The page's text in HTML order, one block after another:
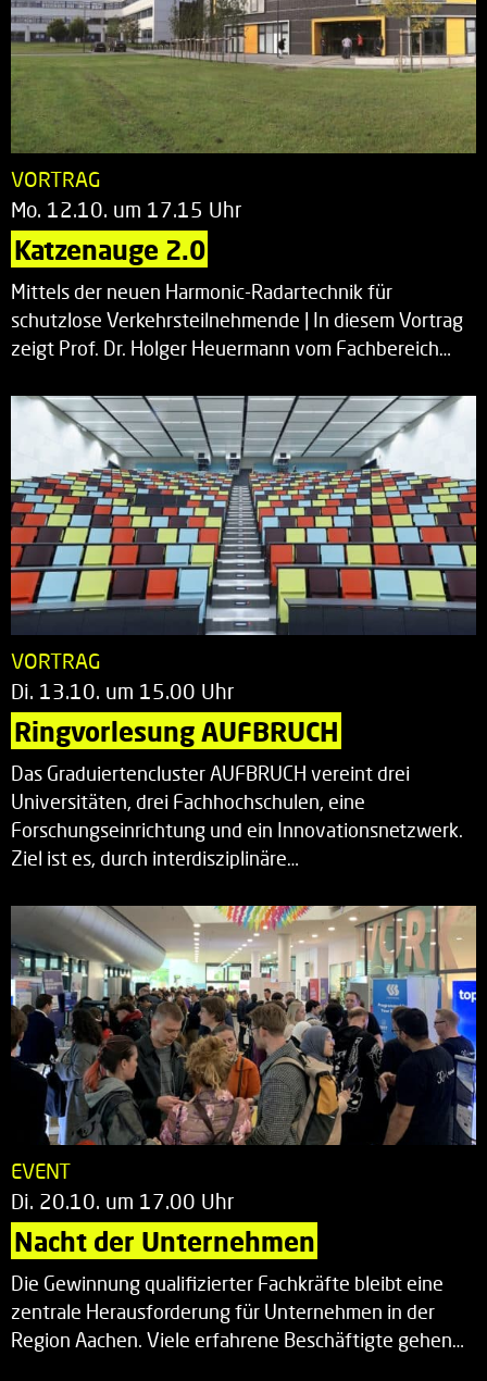
VORTRAG
Mo. 12.10. um 17.15 Uhr
Katzenauge 2.0
Mittels der neuen Harmonic-Radartechnik für
schutzlose Verkehrsteilnehmende | In diesem Vortrag
zeigt Prof. Dr. Holger Heuermann vom Fachbereich…
VORTRAG
Di. 13.10. um 15.00 Uhr
Ringvorlesung AUFBRUCH
Das Graduiertencluster AUFBRUCH vereint drei
Universitäten, drei Fachhochschulen, eine
Forschungseinrichtung und ein Innovationsnetzwerk.
Ziel ist es, durch interdisziplinäre…
EVENT
Di. 20.10. um 17.00 Uhr
Nacht der Unternehmen
Die Gewinnung qualifizierter Fachkräfte bleibt eine
zentrale Herausforderung für Unternehmen in der
Region Aachen. Viele erfahrene Beschäftigte gehen…